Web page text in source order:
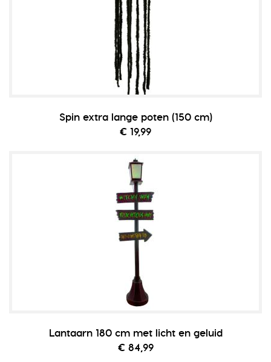
Spin extra lange poten (150 cm)
€ 19,99
Lantaarn 180 cm met licht en geluid
€ 84,99